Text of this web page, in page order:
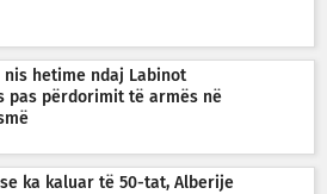
nis hetime ndaj Labinot
pas përdorimit të armës në
ka kaluar të 50-tat, Alberije